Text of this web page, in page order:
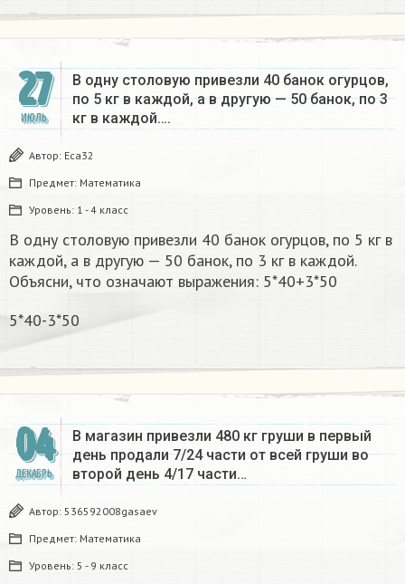
27
ИЮЛЬ
В одну столовую привезли 40 банок огурцов,
по 5 кг в каждой, а в другую — 50 банок, по 3
кг в каждой….
Автор: Eca32
Предмет: Математика
Уровень: 1 - 4 класс
В одну столовую привезли 40 банок огурцов, по 5 кг в
каждой, а в другую — 50 банок, по 3 кг в каждой.
Объясни, что означают выражения: 5*40+3*50
5*40-3*50
04
ДЕКАБРЬ
В магазин привезли 480 кг груши в первый
день продали 7/24 части от всей груши во
второй день 4/17 части…
Автор: 536592008gasaev
Предмет: Математика
Уровень: 5 - 9 класс